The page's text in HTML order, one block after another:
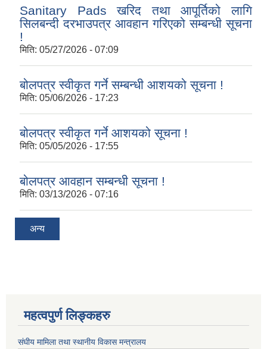
Sanitary Pads खरिद तथा आपूर्तिको लागि
सिलबन्दी दरभाउपत्र आवहान गरिएको सम्बन्धी सूचना
!
मिति: 05/27/2026 - 07:09
बोलपत्र स्वीकृत गर्ने सम्बन्धी आशयको सूचना !
मिति: 05/06/2026 - 17:23
बोलपत्र स्वीकृत गर्ने आशयको सूचना !
मिति: 05/05/2026 - 17:55
बोलपत्र आवहान सम्बन्धी सूचना !
मिति: 03/13/2026 - 07:16
अन्य
महत्वपुर्ण लिङ्कहरु
संघीय मामिला तथा स्थानीय विकास मन्त्रालय